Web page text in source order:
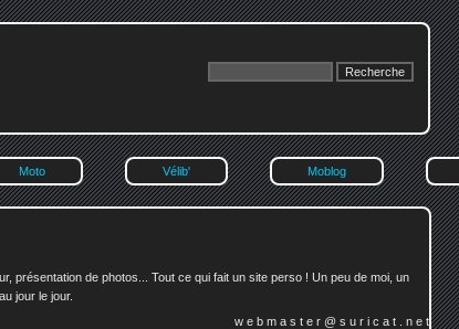
Moto Vélib' Moblog
présentation de photos... Tout ce qui fait un site perso ! Un peu de moi, un
jour le jour.
w e b m a s t e r @ s u r i c a t . n e t